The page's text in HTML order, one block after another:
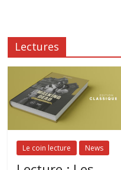
Lectures
Le coin lecture News